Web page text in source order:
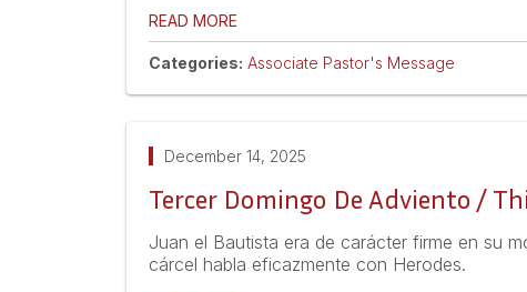
READ MORE
Categories: Associate Pastor's Message
December 14, 2025
Tercer Domingo De Adviento /
Juan el Bautista era de carácter firme en su
cárcel habla eficazmente con Herodes.